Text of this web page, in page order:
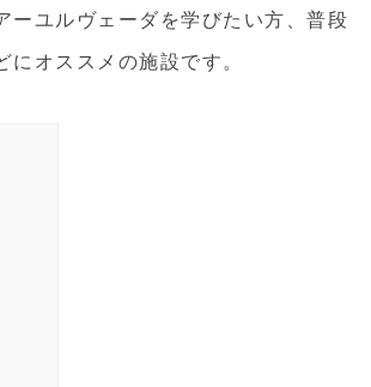
ユルヴェーダを学びたい方、普段
オススメの施設です。